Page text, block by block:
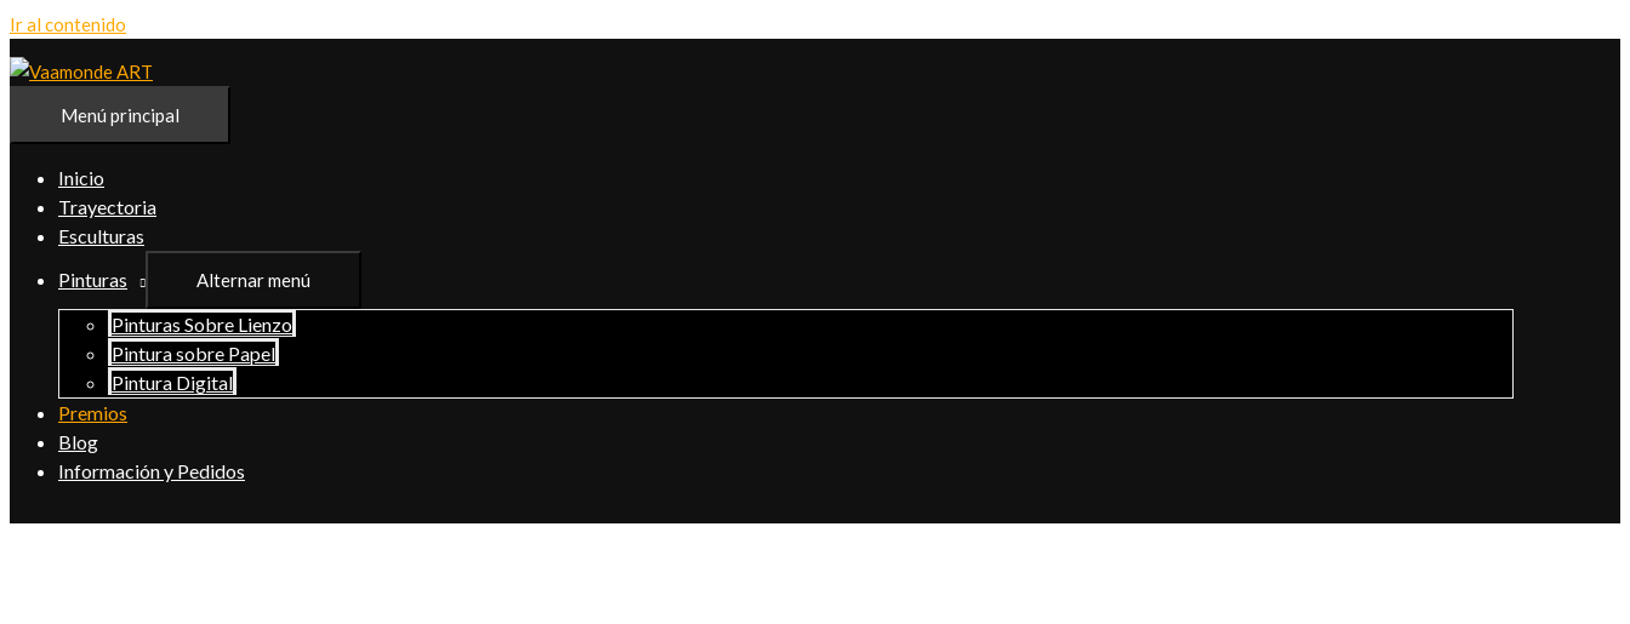
Ir al contenido
Menú principal
Inicio
Trayectoria
Esculturas
Pinturas
Alternar menú
Pinturas Sobre Lienzo
Pintura sobre Papel
Pintura Digital
Premios
Blog
Información y Pedidos